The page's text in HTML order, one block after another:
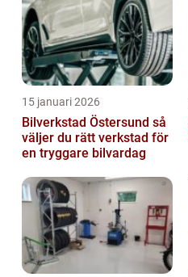
15 januari 2026
Bilverkstad Östersund så
väljer du rätt verkstad för
en tryggare bilvardag